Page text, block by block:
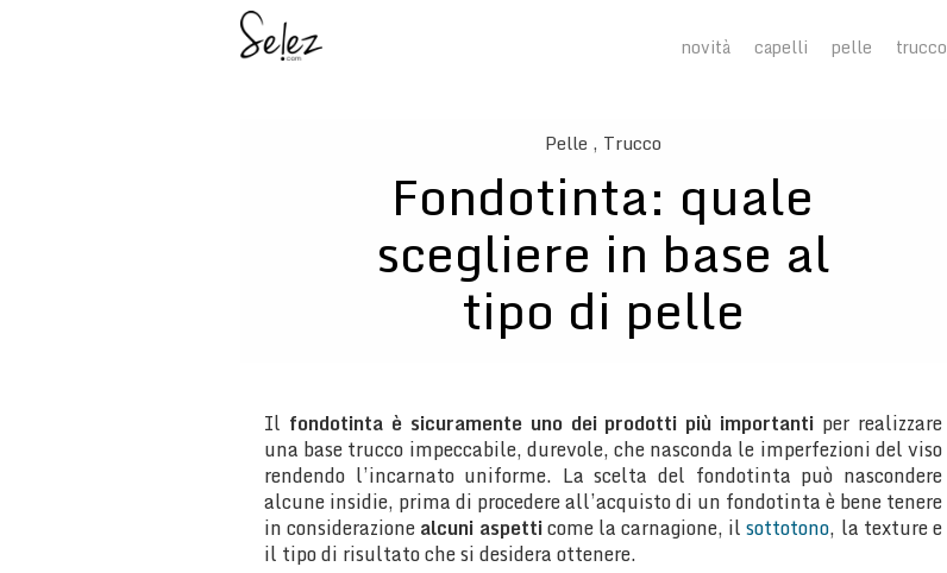
novità capelli pelle trucco
Pelle , Trucco
Fondotinta: quale
scegliere in base al
tipo di pelle
Il fondotinta è sicuramente uno dei prodotti più importanti per realizzare
una base trucco impeccabile, durevole, che nasconda le imperfezioni del viso
rendendo l’incarnato uniforme. La scelta del fondotinta può nascondere
alcune insidie, prima di procedere all’acquisto di un fondotinta è bene tenere
in considerazionealcuni aspetticome la carnagione, ilsottotono, la texture e
il tipo di risultato che si desidera ottenere.